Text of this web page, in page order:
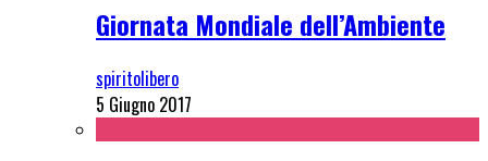
Giornata Mondiale dell’Ambiente
spiritolibero
5 Giugno 2017